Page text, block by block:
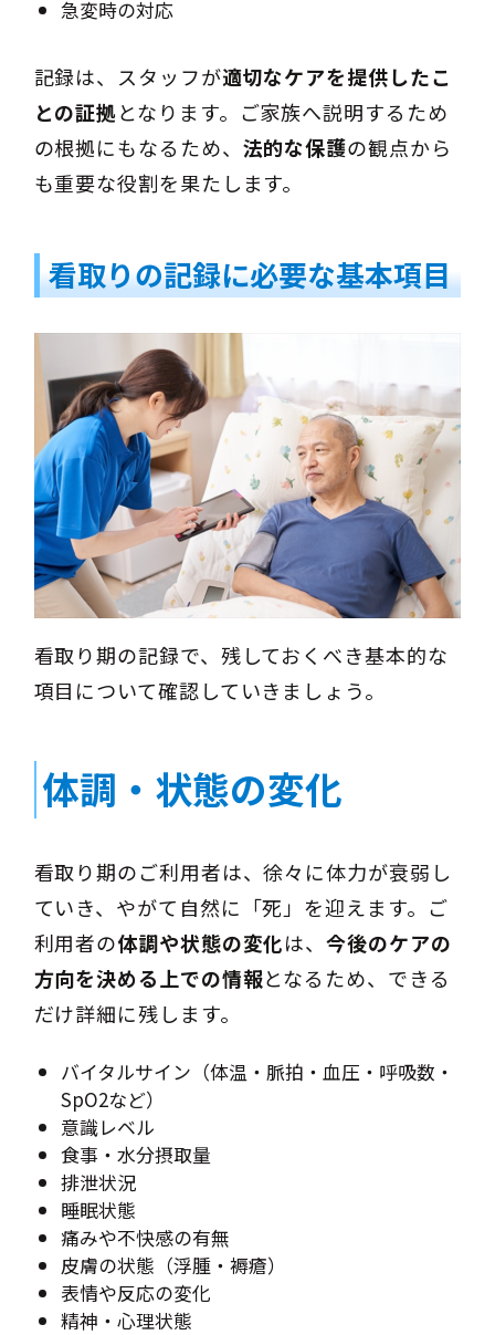
急変時の対応
記録は、スタッフが適切なケアを提供したこ
との証拠となります。ご家族へ説明するため
の根拠にもなるため、 法的な保護の観点から
も重要な役割を果たします。
看取りの記録に必要な基本項目
看取り期の記録で、残しておくべき基本的な
項目について確認していきましょう。
体調・状態の変化
看取り期のご利用者は、徐々に体力が衰弱し
ていき、やがて自然に「死」を迎えます。ご
利用者の体調や状態の変化は、今後のケアの
方向を決める上での情報となるため、できる
だけ詳細に残します。
バイタルサイン（体温・脈拍・血圧・呼吸数・
SpO2など）
意識レベル
食事・水分摂取量
排泄状況
睡眠状態
痛みや不快感の有無
皮膚の状態（浮腫・褥瘡）
表情や反応の変化
精神・心理状態